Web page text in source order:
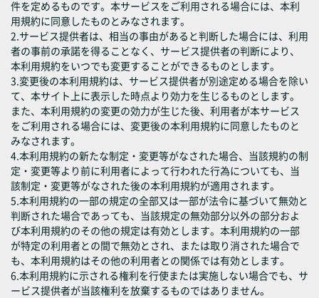
件を定めるものです。本サービスをご利用される場合には、本利
用規約に同意したものとみなされます。
2.サービス提供者は、相当の事由があると判断した場合には、利用
者の事前の承諾を得ることなく、サービス提供者の判断により、
本利用規約をいつでも変更することができるものとします。
3.変更後の本利用規約は、サービス提供者が別途定める場合を除い
て、本サイト上に表示した時点より効力を生じるものとします。
また、本利用規約の変更の効力が生じた後、利用者が本サービス
をご利用される場合には、変更後の本利用規約に同意したものと
みなされます。
4.本利用規約の新たな制定・変更等がなされた場合、当該規約の制
定・変更等より前に利用者によって行われた行為についても、当
該制定・変更等がなされた後の本利用規約が適用されます。
5.本利用規約の一部の規定の全部又は一部が法令に基づいて無効と
判断された場合であっても、当該規定の無効部分以外の部分およ
び本利用規約のその他の規定は有効とします。本利用規約の一部
が特定の利用者との間で無効とされ、または取り消された場合で
も、本利用規約はその他の利用者との関係では有効とします。
6.本利用規約に示される権利を行使または実施しない場合でも、サ
ービス提供者が当該権利を放棄するものではありません。